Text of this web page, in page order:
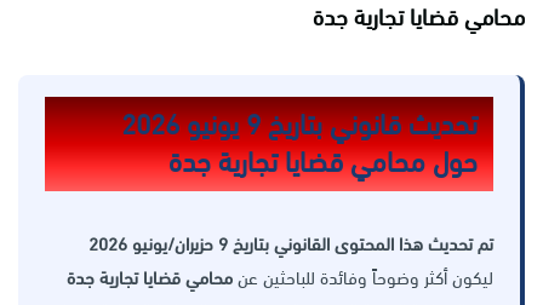
محامي قضايا تجارية جدة
تحديث قانوني بتاريخ 9 يونيو 2026
حول محامي قضايا تجارية جدة
تم تحديث هذا المحتوى القانوني بتاريخ 9 حزيران/يونيو 2026
ليكون أكثر وضوحاً وفائدة للباحثين عنمحامي قضايا تجارية جدة